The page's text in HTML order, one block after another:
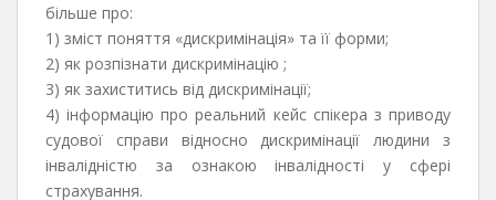
більше про:
1) зміст поняття «дискримінація» та її форми;
2) як розпізнати дискримінацію ;
3) як захиститись від дискримінації;
4) інформацію про реальний кейс спікера з приводу
судової справи відносно дискримінації людини з
інвалідністю за ознакою інвалідності у сфері
страхування.